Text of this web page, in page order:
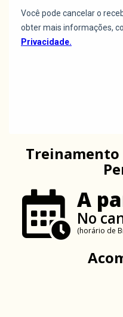
A
No
(horário de